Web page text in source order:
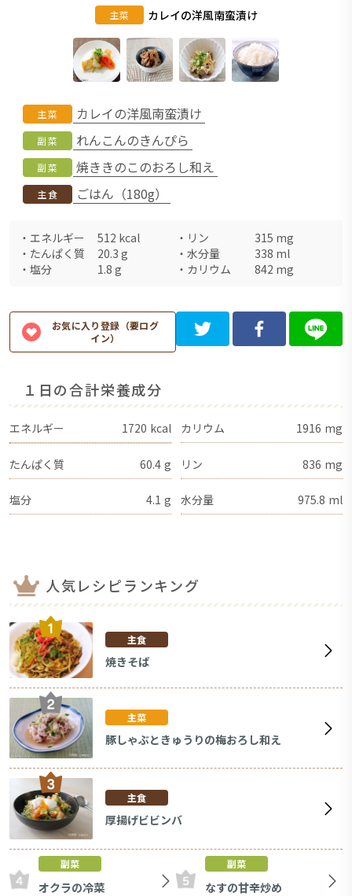
主菜 カレイの洋風南蛮漬け
主菜 カレイの洋風南蛮漬け
副菜 れんこんのきんぴら
副菜 焼ききのこのおろし和え
主食 ごはん（180g）
・ エネルギー 512 kcal ・ リン 315 mg
・ たんぱく質 20.3 g ・ 水分量 338 ml
・ 塩分 1.8 g ・ カリウム 842 mg
お気に入り登録（要ログ
イン）
１日の合計栄養成分
エネルギー 1720 kcal カリウム 1916 mg
たんぱく質 60.4 g リン 836 mg
塩分 4.1 g 水分量 975.8 ml
人気レシピランキング
主食
焼きそば
主菜
豚しゃぶときゅうりの梅おろし和え
主食
厚揚げビビンバ
副菜
オクラの冷菜
副菜
なすの甘辛炒め